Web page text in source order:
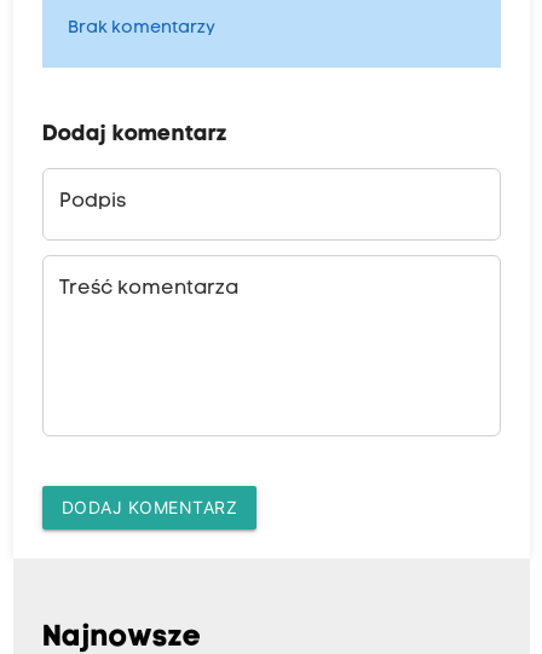
Brak komentarzy
Dodaj komentarz
Podpis
Treść komentarza
DODAJ KOMENTARZ
Najnowsze